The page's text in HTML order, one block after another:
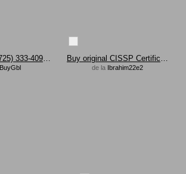
whatsapp.+1(725) 333-4092 Buy GBL online in New Zealand
BuyGbl
Buy original CISSP Certification in Brazil, USA
de la Ibrahim22e2